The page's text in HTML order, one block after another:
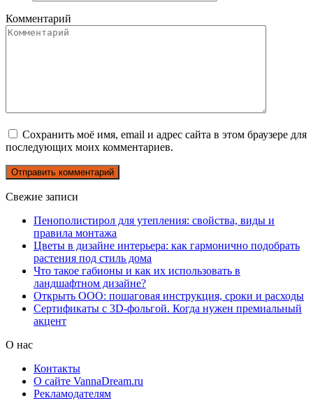
Комментарий
Сохранить моё имя, email и адрес сайта в этом браузере для
последующих моих комментариев.
Свежие записи
Пенополистирол для утепления: свойства, виды и
правила монтажа
Цветы в дизайне интерьера: как гармонично подобрать
растения под стиль дома
Что такое габионы и как их использовать в
ландшафтном дизайне?
Открыть ООО: пошаговая инструкция, сроки и расходы
Сертификаты с 3D-фольгой. Когда нужен премиальный
акцент
О нас
Контакты
О сайте VannaDream.ru
Рекламодателям